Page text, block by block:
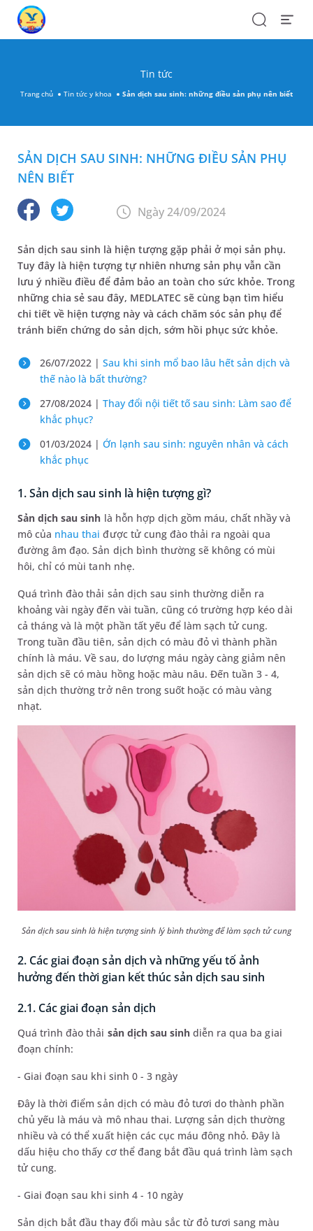
SearchOpen
Tin tức
Trang chủ Tin tức y khoa Sản dịch sau sinh: những điều sản phụ nên biết
SẢN DỊCH SAU SINH: NHỮNG ĐIỀU SẢN PHỤ
NÊN BIẾT
Ngày 24/09/2024
Sản dịch sau sinh là hiện tượng gặp phải ở mọi sản phụ.
Tuy đây là hiện tượng tự nhiên nhưng sản phụ vẫn cần
lưu ý nhiều điều để đảm bảo an toàn cho sức khỏe. Trong
những chia sẻ sau đây, MEDLATEC sẽ cùng bạn tìm hiểu
chi tiết về hiện tượng này và cách chăm sóc sản phụ để
tránh biến chứng do sản dịch, sớm hồi phục sức khỏe.
26/07/2022 | Sau khi sinh mổ bao lâu hết sản dịch và
thế nào là bất thường?
27/08/2024 | Thay đổi nội tiết tố sau sinh: Làm sao để
khắc phục?
01/03/2024 | Ớn lạnh sau sinh: nguyên nhân và cách
khắc phục
1. Sản dịch sau sinh là hiện tượng gì?
Sản dịch sau sinh là hỗn hợp dịch gồm máu, chất nhầy và
mô của nhau thai được tử cung đào thải ra ngoài qua
đường âm đạo. Sản dịch bình thường sẽ không có mùi
hôi, chỉ có mùi tanh nhẹ.
Quá trình đào thải sản dịch sau sinh thường diễn ra
khoảng vài ngày đến vài tuần, cũng có trường hợp kéo dài
cả tháng và là một phần tất yếu để làm sạch tử cung.
Trong tuần đầu tiên, sản dịch có màu đỏ vì thành phần
chính là máu. Về sau, do lượng máu ngày càng giảm nên
sản dịch sẽ có màu hồng hoặc màu nâu. Đến tuần 3 - 4,
sản dịch thường trở nên trong suốt hoặc có màu vàng
nhạt.
Sản dịch sau sinh là hiện tượng sinh lý bình thường để làm sạch tử cung
2. Các giai đoạn sản dịch và những yếu tố ảnh
hưởng đến thời gian kết thúc sản dịch sau sinh
2.1. Các giai đoạn sản dịch
Quá trình đào thải sản dịch sau sinh diễn ra qua ba giai
đoạn chính:
- Giai đoạn sau khi sinh 0 - 3 ngày
Đây là thời điểm sản dịch có màu đỏ tươi do thành phần
chủ yếu là máu và mô nhau thai. Lượng sản dịch thường
nhiều và có thể xuất hiện các cục máu đông nhỏ. Đây là
dấu hiệu cho thấy cơ thể đang bắt đầu quá trình làm sạch
tử cung.
- Giai đoạn sau khi sinh 4 - 10 ngày
Sản dịch bắt đầu thay đổi màu sắc từ đỏ tươi sang màu